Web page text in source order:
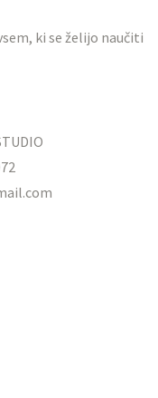
ki se želijo naučiti